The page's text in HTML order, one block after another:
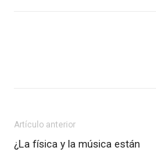
Artículo anterior
¿La física y la música están